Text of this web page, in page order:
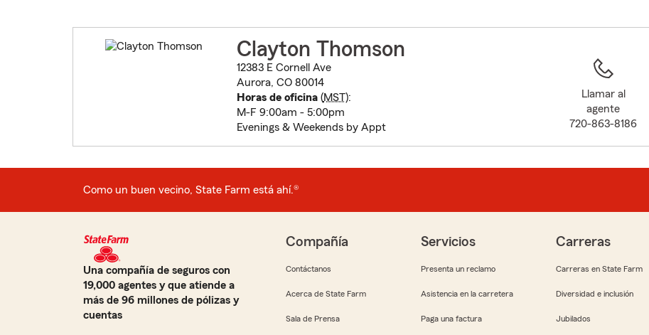
Clayton Thomson
12383 E Cornell Ave
Aurora, CO 80014
Horas de oficina(MST):
M-F 9:00am - 5:00pm
Evenings & Weekends by Appt
Llamar al
agente
720-863-8186
Como un buen vecino, State Farm está ahí.®
Una compañía de seguros con
19,000 agentes y que atiende a
más de 96 millones de pólizas y
cuentas
Compañía
Contáctanos
Acerca de State Farm
Sala de Prensa
Servicios
Presenta un reclamo
Asistencia en la carretera
Paga una factura
Carreras
Carreras en State Farm
Diversidad e inclusión
Jubilados